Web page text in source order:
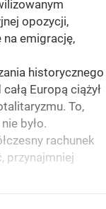
opozycji,
na emigrację,
historycznego
Europą ciążył
To,
było.
rachunek
przynajmniej